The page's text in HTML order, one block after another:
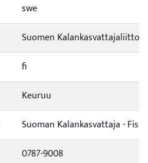
swe
Suomen Kalankasvattajaliitto
fi
Keuruu
Suoman Kalankasvattaja -
0787-9008